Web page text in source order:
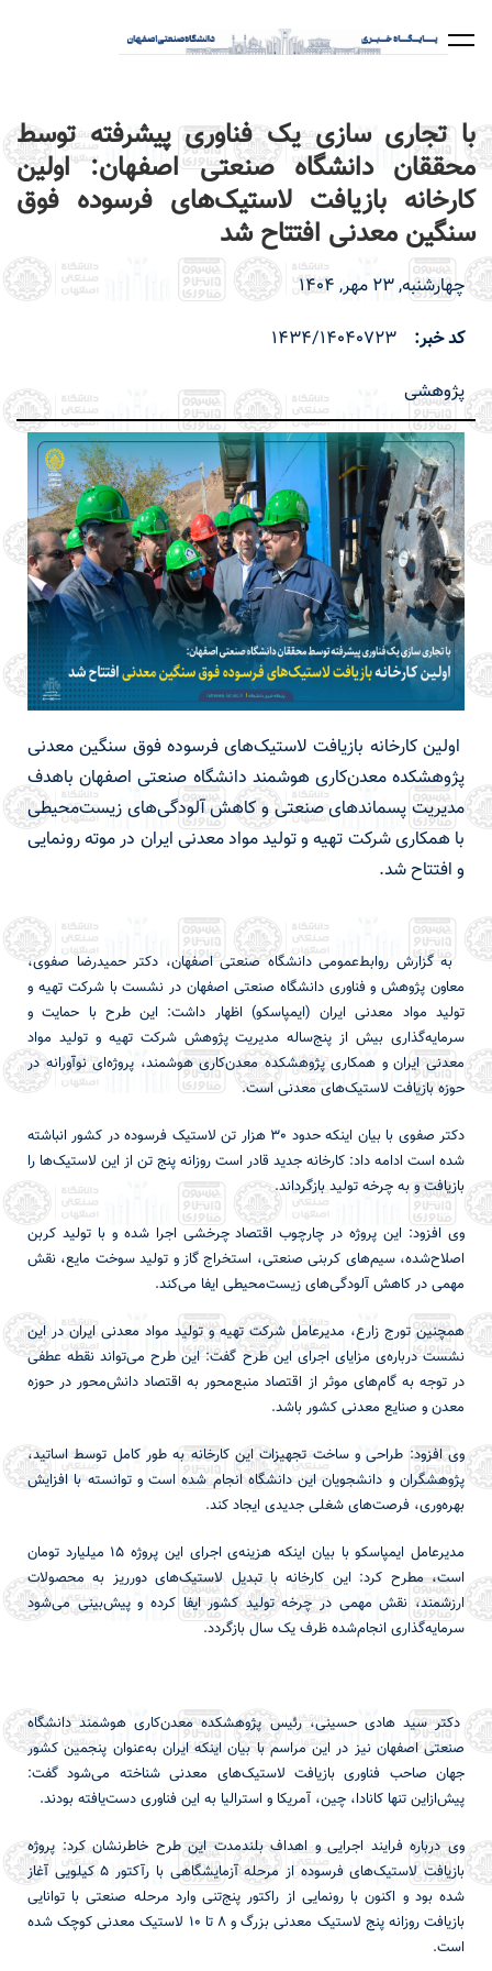
با تجاری سازی یک فناوری پیشرفته توسط
محققان دانشگاه صنعتی اصفهان: اولین
کارخانه بازیافت لاستیک‌های فرسوده فوق
سنگین معدنی افتتاح شد
چهارشنبه, 23 مهر, 1404
کد خبر
1434/14040723
پژوهشی
اولین کارخانه بازیافت لاستیک‌های فرسوده فوق سنگین معدنی
پژوهشکده معدن‌کاری هوشمند دانشگاه صنعتی اصفهان باهدف
مدیریت پسماندهای صنعتی و کاهش آلودگی‌های زیست‌محیطی
با همکاری شرکت تهیه و تولید مواد معدنی ایران در موته رونمایی
و افتتاح شد.
به گزارش روابط‌عمومی دانشگاه صنعتی اصفهان، دکتر حمیدرضا صفوی،
معاون پژوهش و فناوری دانشگاه صنعتی اصفهان در نشست با شرکت تهیه و
تولید مواد معدنی ایران (ایمپاسکو) اظهار داشت: این طرح با حمایت و
سرمایه‌گذاری بیش از پنج‌ساله مدیریت پژوهش شرکت تهیه و تولید مواد
معدنی ایران و همکاری پژوهشکده معدن‌کاری هوشمند، پروژه‌ای نوآورانه در
حوزه بازیافت لاستیک‌های معدنی است.
دکتر صفوی با بیان اینکه حدود 30 هزار تن لاستیک فرسوده در کشور انباشته
شده است ادامه داد: کارخانه جدید قادر است روزانه پنج تن از این لاستیک‌ها را
بازیافت و به چرخه تولید بازگرداند.
وی افزود: این پروژه در چارچوب اقتصاد چرخشی اجرا شده و با تولید کربن
اصلاح‌شده، سیم‌های کربنی صنعتی، استخراج گاز و تولید سوخت مایع، نقش
مهمی در کاهش آلودگی‌های زیست‌محیطی ایفا می‌کند.
همچنین تورج زارع، مدیرعامل شرکت تهیه و تولید مواد معدنی ایران در این
نشست درباره‌ی مزایای اجرای این طرح گفت: این طرح می‌تواند نقطه عطفی
در توجه به گام‌های موثر از اقتصاد منبع‌محور به اقتصاد دانش‌محور در حوزه
معدن و صنایع معدنی کشور باشد.
وی افزود: طراحی و ساخت تجهیزات این کارخانه به طور کامل توسط اساتید،
پژوهشگران و دانشجویان این دانشگاه انجام شده است و توانسته با افزایش
بهره‌وری، فرصت‌های شغلی جدیدی ایجاد کند.
مدیرعامل ایمپاسکو با بیان اینکه هزینه‌ی اجرای این پروژه ۱۵ میلیارد تومان
است، مطرح کرد: این کارخانه با تبدیل لاستیک‌های دورریز به محصولات
ارزشمند، نقش مهمی در چرخه تولید کشور ایفا کرده و پیش‌بینی می‌شود
سرمایه‌گذاری انجام‌شده ظرف یک سال بازگردد.
دکتر سید هادی حسینی، رئیس پژوهشکده معدن‌کاری هوشمند دانشگاه
صنعتی اصفهان نیز در این مراسم با بیان اینکه ایران به‌عنوان پنجمین کشور
جهان صاحب فناوری بازیافت لاستیک‌های معدنی شناخته می‌شود گفت:
پیش‌ازاین تنها کانادا، چین، آمریکا و استرالیا به این فناوری دست‌یافته بودند.
وی درباره فرایند اجرایی و اهداف بلندمدت این طرح خاطرنشان کرد: پروژه
بازیافت لاستیک‌های فرسوده از مرحله آزمایشگاهی با رآکتور ۵ کیلویی آغاز
شده بود و اکنون با رونمایی از راکتور پنج‌تنی وارد مرحله صنعتی با توانایی
بازیافت روزانه پنج لاستیک معدنی بزرگ و ۸ تا ۱۰ لاستیک معدنی کوچک شده
است.